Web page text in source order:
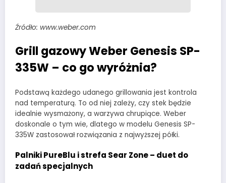
Źródło: www.weber.com
Grill gazowy Weber Genesis SP-
335W – co go wyróżnia?
Podstawą każdego udanego grillowania jest kontrola
nad temperaturą. To od niej zależy, czy stek będzie
idealnie wysmażony, a warzywa chrupiące. Weber
doskonale o tym wie, dlatego w modelu Genesis SP-
335W zastosował rozwiązania z najwyższej półki.
Palniki PureBlu i strefa Sear Zone – duet do
zadań specjalnych